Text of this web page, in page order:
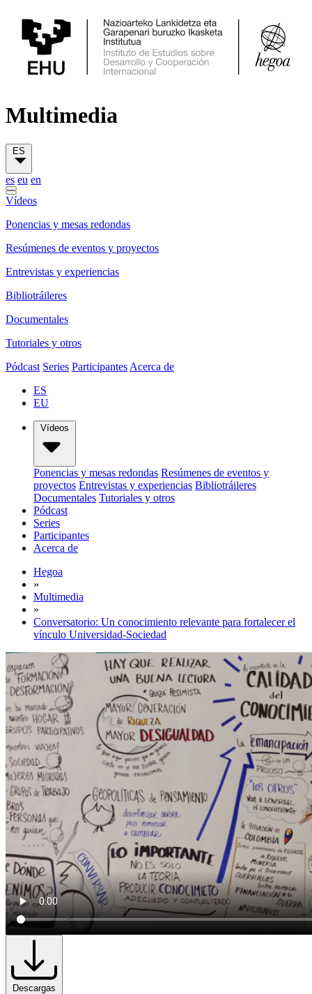
Multimedia
ES
es eu en
Vídeos
Ponencias y mesas redondas
Resúmenes de eventos y proyectos
Entrevistas y experiencias
Bibliotráileres
Documentales
Tutoriales y otros
Pódcast Series Participantes Acerca de
ES
EU
Vídeos
Ponencias y mesas redondas Resúmenes de eventos y
proyectos Entrevistas y experiencias Bibliotráileres
Documentales Tutoriales y otros
Pódcast
Series
Participantes
Acerca de
Hegoa
»
Multimedia
»
Conversatorio: Un conocimiento relevante para fortalecer el
vínculo Universidad-Sociedad
Descargas